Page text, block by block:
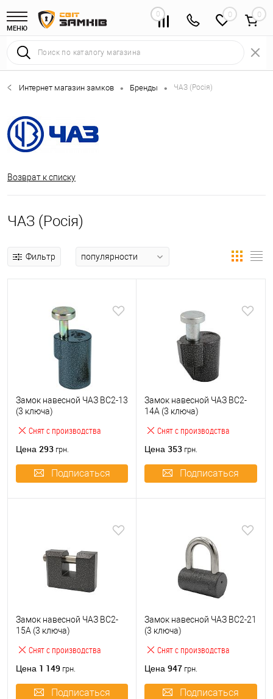
МЕНЮ
0 0
Интернет магазин замков • Бренды • ЧАЗ (Росія)
Возврат к списку
ЧАЗ (Росія)
Фильтр
Снят с производства
Замок навесной ЧАЗ ВС2-13
(3 ключа)
Цена 293 грн.
Подписаться
Снят с производства
Замок навесной ЧАЗ ВС2-
14А (3 ключа)
Цена 353 грн.
Подписаться
Снят с производства
Замок навесной ЧАЗ ВС2-
15А (3 ключа)
Цена 1 149 грн.
Подписаться
Снят с производства
Замок навесной ЧАЗ ВС2-21
(3 ключа)
Цена 947 грн.
Подписаться